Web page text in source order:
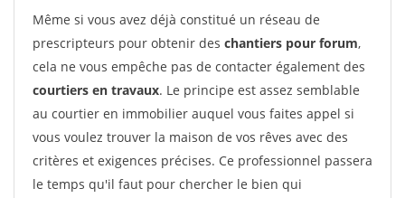
Même si vous avez déjà constitué un réseau de
prescripteurs pour obtenir des chantiers pour forum,
cela ne vous empêche pas de contacter également des
courtiers en travaux. Le principe est assez semblable
au courtier en immobilier auquel vous faites appel si
vous voulez trouver la maison de vos rêves avec des
critères et exigences précises. Ce professionnel passera
le temps qu'il faut pour chercher le bien qui